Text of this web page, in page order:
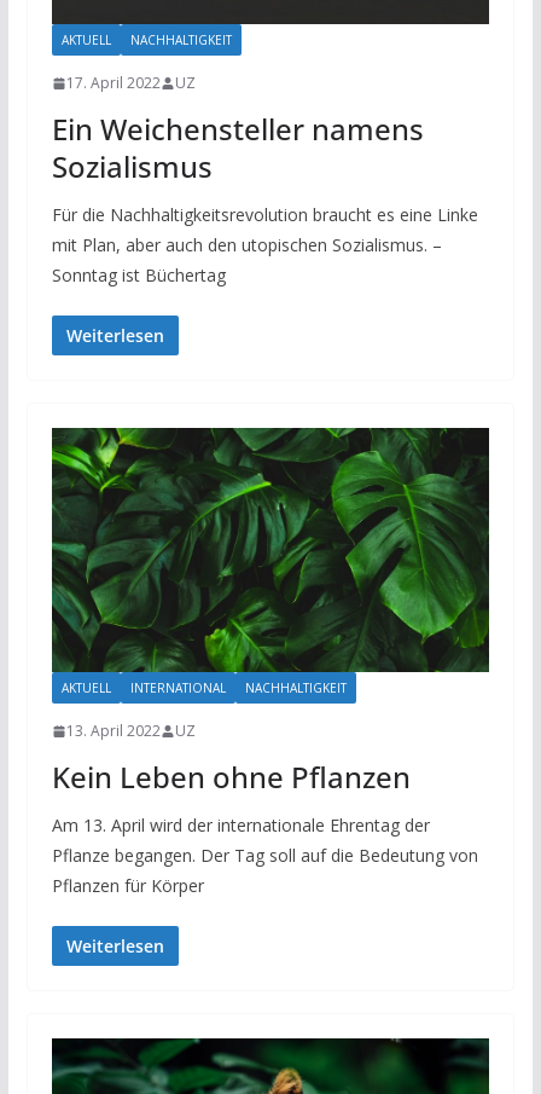
AKTUELL NACHHALTIGKEIT
17. April 2022 UZ
Ein Weichensteller namens
Sozialismus
Für die Nachhaltigkeitsrevolution braucht es eine Linke
mit Plan, aber auch den utopischen Sozialismus. –
Sonntag ist Büchertag
Weiterlesen
AKTUELL INTERNATIONAL NACHHALTIGKEIT
13. April 2022 UZ
Kein Leben ohne Pflanzen
Am 13. April wird der internationale Ehrentag der
Pflanze begangen. Der Tag soll auf die Bedeutung von
Pflanzen für Körper
Weiterlesen